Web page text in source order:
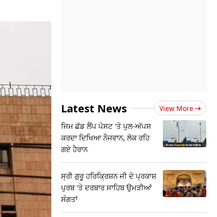
Latest News View More
ਜਿਮ ਛੱਡ ਲੈਂਪ ਪੋਸਟ 'ਤੇ ਪੁਲ-ਅੱਪਸ
ਕਰਦਾ ਦਿਖਿਆ ਨੌਜਵਾਨ, ਲੋਕ ਰਹਿ
ਗਏ ਹੈਰਾਨ
ਸ੍ਰੀ ਗੁਰੂ ਹਰਿਕ੍ਰਿਸ਼ਨ ਜੀ ਦੇ ਪ੍ਰਕਾਸ਼
ਪੁਰਬ 'ਤੇ ਦਰਬਾਰ ਸਾਹਿਬ ਉਮੜੀਆਂ
ਸੰਗਤਾਂ